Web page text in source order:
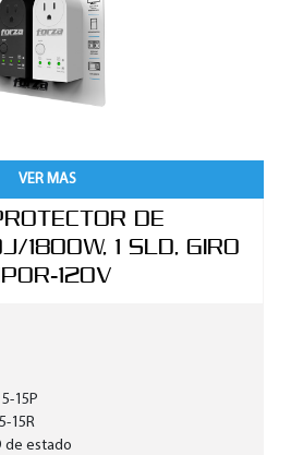
VER MAS
DE
1800W, 1 SLD, GIRO
120V
15P
15R
de estado